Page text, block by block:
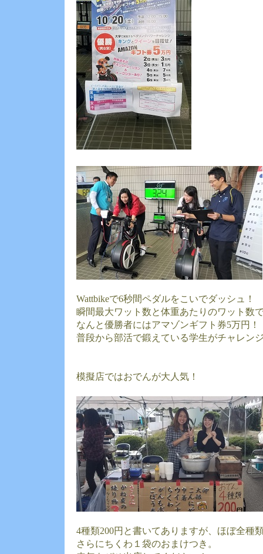
Wattbikeで6秒間ペダルをこいでダッシュ！
瞬間最大ワット数と体重あたりのワット数
なんと優勝者にはアマゾンギフト券5万円！
普段から部活で鍛えている学生がチャレン
模擬店ではおでんが大人気！
4種類200円と書いてありますが、ほぼ全種
さらにちくわ１袋のおまけつき。